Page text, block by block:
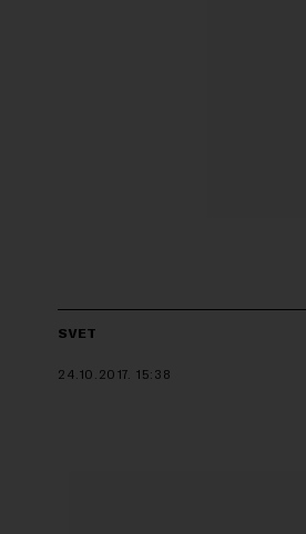
SVET
24.10.2017. 15:38